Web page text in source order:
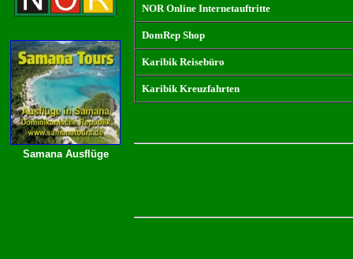
Samana Ausflüge
NOR Online Internetauftritte
DomRep Shop
Karibik Reisebüro
Karibik Kreuzfahrten